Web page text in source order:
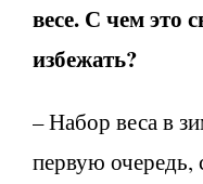
весе. С чем это
избежать?
– Набор веса в
первую очередь,